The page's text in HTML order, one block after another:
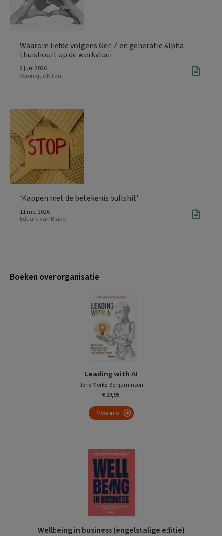
Waarom liefde volgens Gen Z en generatie Alpha
thuishoort op de werkvloer
2 juni 2026
Veronique Kilian
‘Kappen met de betekenis bullshit’
11 mei 2026
Eduard van Brakel
Boeken over organisatie
Leading with AI
Joris Merks-Benjaminsen
€ 29,95
Meer info
Wellbeing in business (engelstalige editie)